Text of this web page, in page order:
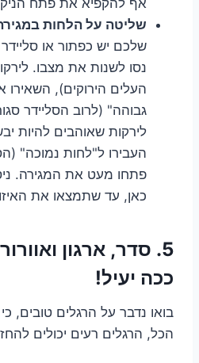
שליטה על הלחות
שלכם יש כפתור או
נסו לשנות את מצבו.
העלים הירוקים),
גבוהה" (לרוב הסליידר
לירקות שאוהבים להיות
העבירו ל"לחות נמוכה"
פתחו מעט את המגירה.
כאן, עד שתמצאו את
5. סדר, ארגון
ככה יעיל!
בואו נדבר על הרגלים טובים,
הכל, הרגלים רעים יכולים